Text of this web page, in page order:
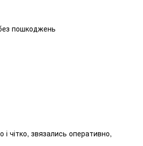
пошкоджень
чітко, звязались оперативно,